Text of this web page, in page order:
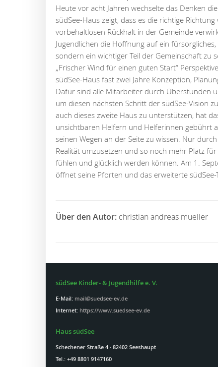
Heute vor acht Jahren wechselte das Denken
südSee-Haus zeigt, dass es die richtige
vorbehaltlosen Rückhalt in der Gemeinde
Jugendlichen die Hoffnung auf ein
sondern ein wichtiger Teil der Gemeinschaft zu
„Frischer Wind für einen guten Start“
südSee-Haus fast zwei Jahre Konzeption,
Dafür sind alle Mitarbeiter durch Überstunden
um diesen nächsten Schritt der südSee-Vision
auch dieses zweite Haus zu unterstützen, hat
unsichtbaren Helfern und Helferinnen gebührt
seinen Wegen an der Seite zu wissen. Nur
Realität umzusetzen und so noch mehr Platz
fühlen und glücklich werden können. Am 1.
öffnet seine Pforten und das erweiterte
Über den Autor: christian andreas mueller
südSee Kinder- & Jugendhilfe e. V.
E-Mail: mail@suedsee-ev.de
Internet: https://www.suedsee-ev.de
Haus südSee
Schechener Straße 4 · 82402 Seeshaupt
Tel.: +49 8801 9147160